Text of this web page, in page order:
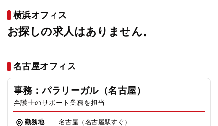
横浜オフィス
お探しの求人はありません。
名古屋オフィス
事務：パラリーガル（名古屋）
弁護士のサポート業務を担当
勤務地
名古屋（名古屋駅すぐ）